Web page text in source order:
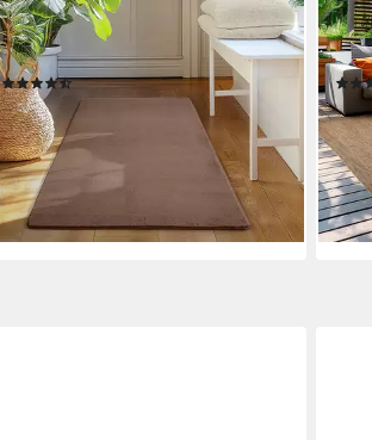
Wohnzimmer,
Schlafzimmer,Kinderzimmer
(150)
ab 37,90 €
-50%
lieferbar - in 4-5 Werktagen bei dir
ab
-